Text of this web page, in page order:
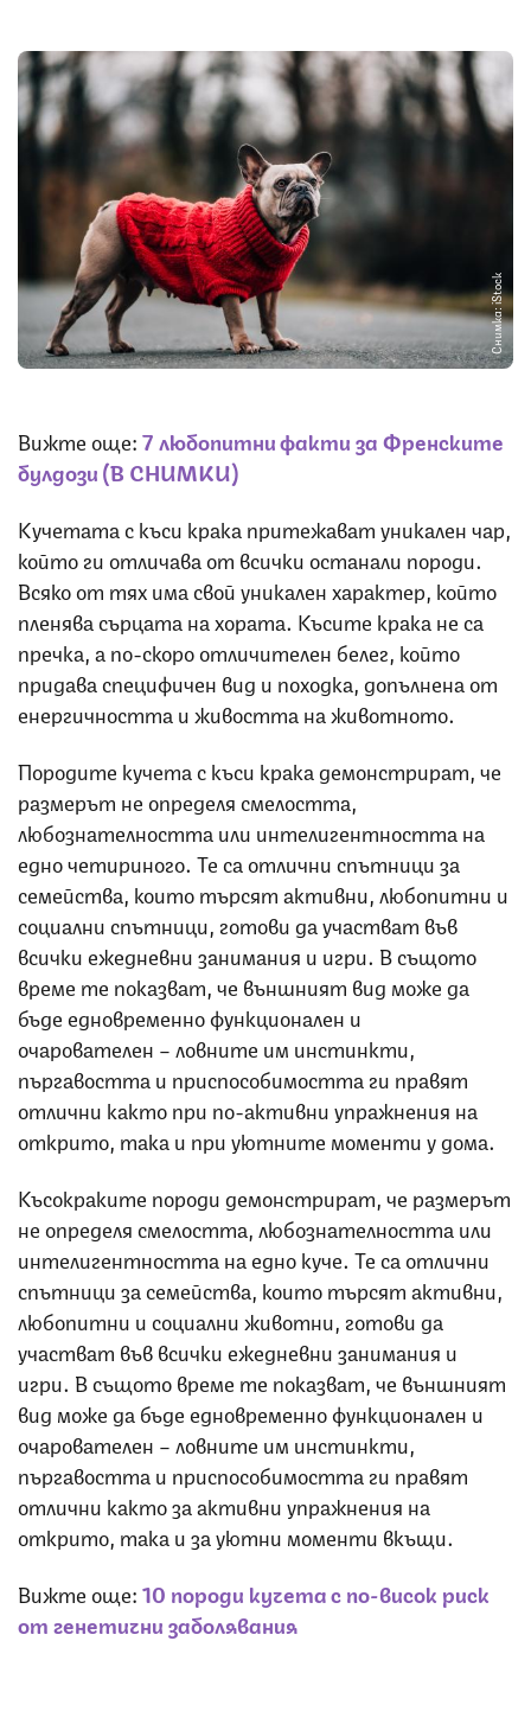
Снимка: iStock
Вижте още:7 любопитни факти за Френските
булдози (В СНИМКИ)
Кучетата с къси крака притежават уникален чар,
който ги отличава от всички останали породи.
Всяко от тях има свой уникален характер, който
пленява сърцата на хората. Късите крака не са
пречка, а по-скоро отличителен белег, който
придава специфичен вид и походка, допълнена от
енергичността и живостта на животното.
Породите кучета с къси крака демонстрират, че
размерът не определя смелостта,
любознателността или интелигентността на
едно четириного. Те са отлични спътници за
семейства, които търсят активни, любопитни и
социални спътници, готови да участват във
всички ежедневни занимания и игри. В същото
време те показват, че външният вид може да
бъде едновременно функционален и
очарователен – ловните им инстинкти,
пъргавостта и приспособимостта ги правят
отлични както при по-активни упражнения на
открито, така и при уютните моменти у дома.
Късокраките породи демонстрират, че размерът
не определя смелостта, любознателността или
интелигентността на едно куче. Те са отлични
спътници за семейства, които търсят активни,
любопитни и социални животни, готови да
участват във всички ежедневни занимания и
игри. В същото време те показват, че външният
вид може да бъде едновременно функционален и
очарователен – ловните им инстинкти,
пъргавостта и приспособимостта ги правят
отлични както за активни упражнения на
открито, така и за уютни моменти вкъщи.
Вижте още:10 породи кучета с по-висок риск
от генетични заболявания